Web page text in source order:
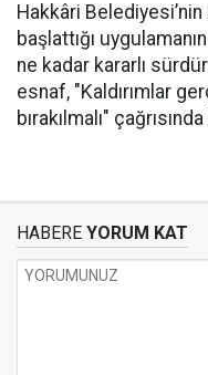
Hakkâri
başlattığı
ne kadar kararlı
esnaf, "Kaldırımlar
bırakılmalı"
HABERE YORUM KAT